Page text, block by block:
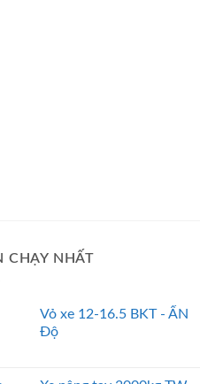
CHẠY NHẤT
Vỏ xe 12-16.5 BKT - ẤN
Độ